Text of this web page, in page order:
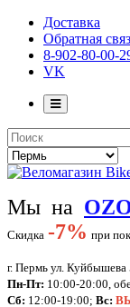
Доставка
Обратная
8-902-80-00-
VK
Мы на
Скидка -7% при
г. Пермь ул. Куйбышева
Пн-Пт: 10:00-20:00,
Сб: 12:00-19:00; Вс: